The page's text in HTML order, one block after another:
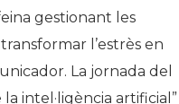
gestionant les
l’estrès en
La jornada del
intel·ligència artificial”